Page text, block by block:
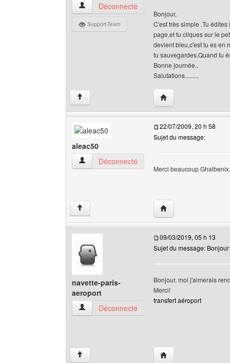
ghalbenix Voir le profil de l'utilisateur
Déconnecté
Support-Team
Bonjour,
C'est très simple .Tu
page,et tu cliques sur le
devient bleu,c'est tu es en
tu sauvegardes.Quand tu
Bonne journée..
Salutations.........
↑ Visiter le site web
aleac50
aleac50 Voir le profil de l'utilisateur
Déconnecté
22/07/2009, 20 h 58
Sujet du message:
Merci beaucoup
↑ Visiter le site web
navette-paris-
aeroport
navette-paris-aeroport Voir le profil de
Déconnecté
09/03/2019, 05 h 13
Sujet du message: Bonjour
Bonjour, moi j'aimerais
Merci!
transfert aéroport
↑ Visiter le site web